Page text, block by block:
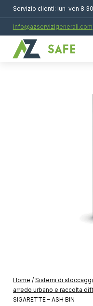
Servizio clienti: lun-ven
info@azservizigenerali.com
Home / Sistemi di
arredo urbano e raccolta
SIGARETTE – ASH BIN